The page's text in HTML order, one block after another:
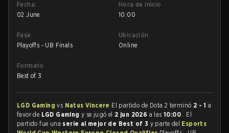
Fecha
02 June
Hora de inicio
10:00
Fase
Playoffs - UB Finals
Ubicación
Online
Formato
Best of 3
LGD Gamingvs Natus Vincere El partido de Dota 2 terminó 2 - 1 a
favor de LGD Gamingy se jugó el 2 jun 2026 a las10:00 . El
partido fue una serie al mejor de Best of 3 y parte del Esports